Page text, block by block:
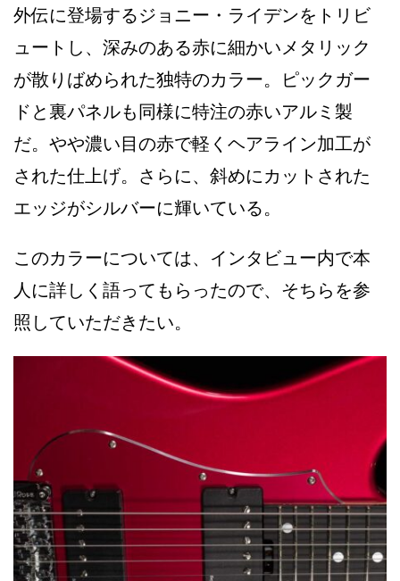
外伝に登場するジョニー・ライデンをトリビ
ュートし、深みのある赤に細かいメタリック
が散りばめられた独特のカラー。ピックガー
ドと裏パネルも同様に特注の赤いアルミ製
だ。やや濃い目の赤で軽くヘアライン加工が
された仕上げ。さらに、斜めにカットされた
エッジがシルバーに輝いている。
このカラーについては、インタビュー内で本
人に詳しく語ってもらったので、そちらを参
照していただきたい。